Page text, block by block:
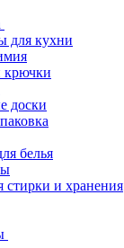
для кухни
крючки
доски
белья
стирки и хранения